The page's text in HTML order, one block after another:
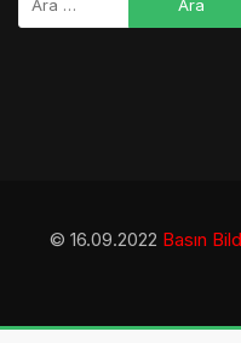
© 16.09.2022 Basın